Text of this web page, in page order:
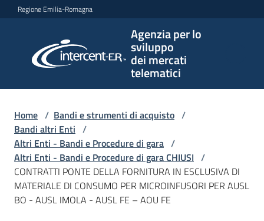
Vai al contenuto
Vai alla navigazione
Vai al footer
Regione Emilia-Romagna
Agenzia per lo
sviluppo
dei mercati
telematici
per lo
sviluppo
telematici
L'Agenzia
Home / Bandi e strumenti di acquisto /
Bandi altri Enti /
Altri Enti - Bandi e Procedure di gara /
Altri Enti - Bandi e Procedure di gara CHIUSI /
CONTRATTI PONTE DELLA FORNITURA IN ESCLUSIVA DI
MATERIALE DI CONSUMO PER MICROINFUSORI PER AUSL
BO - AUSL IMOLA - AUSL FE – AOU FE